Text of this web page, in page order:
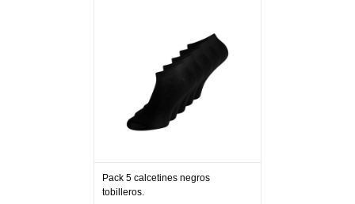
AÑADIR
Pack 5 calcetines negros
tobilleros.